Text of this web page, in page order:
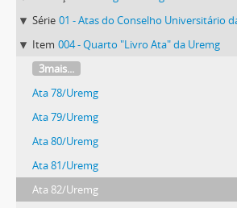
Série 01 - Atas do Conselho Universitário
Item 004 - Quarto "Livro Ata" da Uremg
3mais...
Ata 78/Uremg
Ata 79/Uremg
Ata 80/Uremg
Ata 81/Uremg
Ata 82/Uremg